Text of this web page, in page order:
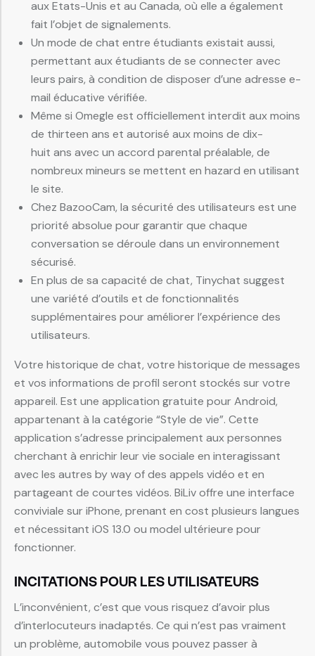
aux Etats-Unis et au Canada, où elle a également
fait l’objet de signalements.
Un mode de chat entre étudiants existait aussi,
permettant aux étudiants de se connecter avec
leurs pairs, à condition de disposer d’une adresse e-
mail éducative vérifiée.
Même si Omegle est officiellement interdit aux moins
de thirteen ans et autorisé aux moins de dix-
huit ans avec un accord parental préalable, de
nombreux mineurs se mettent en hazard en utilisant
le site.
Chez BazooCam, la sécurité des utilisateurs est une
priorité absolue pour garantir que chaque
conversation se déroule dans un environnement
sécurisé.
En plus de sa capacité de chat, Tinychat suggest
une variété d’outils et de fonctionnalités
supplémentaires pour améliorer l’expérience des
utilisateurs.
Votre historique de chat, votre historique de messages
et vos informations de profil seront stockés sur votre
appareil. Est une application gratuite pour Android,
appartenant à la catégorie “Style de vie”. Cette
application s’adresse principalement aux personnes
cherchant à enrichir leur vie sociale en interagissant
avec les autres by way of des appels vidéo et en
partageant de courtes vidéos. BiLiv offre une interface
conviviale sur iPhone, prenant en cost plusieurs langues
et nécessitant iOS 13.0 ou model ultérieure pour
fonctionner.
INCITATIONS POUR LES UTILISATEURS
L’inconvénient, c’est que vous risquez d’avoir plus
d’interlocuteurs inadaptés. Ce qui n’est pas vraiment
un problème, automobile vous pouvez passer à